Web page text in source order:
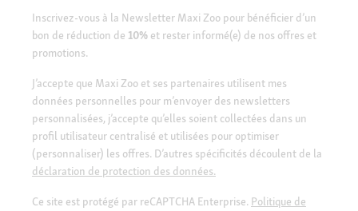
Inscrivez-vous à la Newsletter Maxi Zoo pour bénéficier d’un
bon de réduction de 10% et rester informé(e) de nos offres et
promotions.
J’accepte que Maxi Zoo et ses partenaires utilisent mes
données personnelles pour m’envoyer des newsletters
personnalisées, j’accepte qu’elles soient collectées dans un
profil utilisateur centralisé et utilisées pour optimiser
(personnaliser) les offres. D’autres spécificités découlent de la
déclaration de protection des données.
Ce site est protégé par reCAPTCHA Enterprise. Politique de